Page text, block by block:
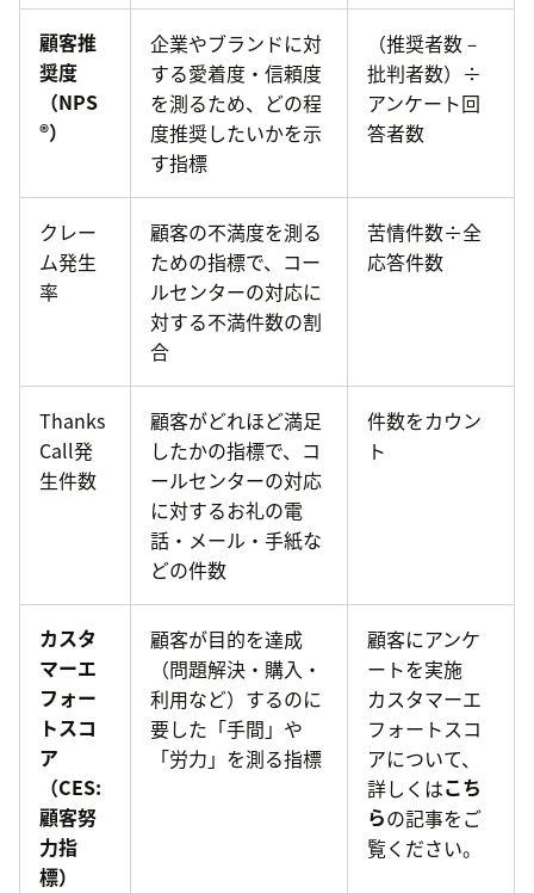
顧客推
奨度
（NPS
®）
企業やブランドに対
する愛着度・信頼度
を測るため、どの程
度推奨したいかを示
す指標
（推奨者数－
批判者数）÷
アンケート回
答者数
クレー
ム発生
率
顧客の不満度を測る
ための指標で、コー
ルセンターの対応に
対する不満件数の割
合
苦情件数÷全
応答件数
Thanks
Call発
生件数
顧客がどれほど満足
したかの指標で、コ
ールセンターの対応
に対するお礼の電
話・メール・手紙な
どの件数
件数をカウン
ト
カスタ
マーエ
フォー
トスコ
ア
（CES:
顧客努
力指
標）
顧客が目的を達成
（問題解決・購入・
利用など）するのに
要した「手間」や
「労力」を測る指標
顧客にアンケ
ートを実施
カスタマーエ
フォートスコ
アについて、
詳しくはこち
らの記事をご
覧ください。